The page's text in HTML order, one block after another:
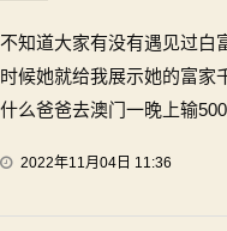
不知道大家有没有遇见过白
时候她就给我展示她的富家
什么爸爸去澳门一晚上输
2022年11月04日 11:36